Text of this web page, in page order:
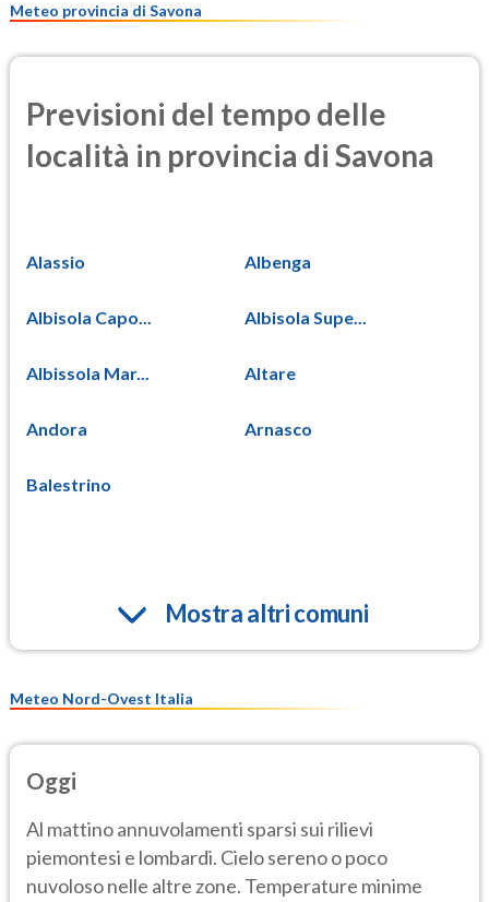
Meteo provincia di Savona
Previsioni del tempo delle
località in provincia di Savona
Alassio Albenga
Albisola Capo... Albisola Supe...
Albissola Mar... Altare
Andora Arnasco
Balestrino
Mostra altri comuni
Meteo Nord-Ovest Italia
Oggi
Al mattino annuvolamenti sparsi sui rilievi
piemontesi e lombardi. Cielo sereno o poco
nuvoloso nelle altre zone. Temperature minime